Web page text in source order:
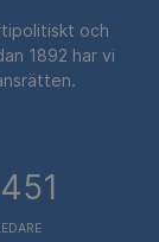
och
1892 har vi